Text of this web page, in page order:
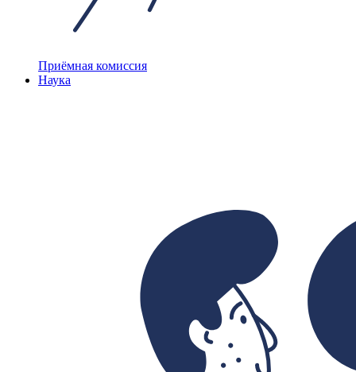
Приёмная комиссия
Наука